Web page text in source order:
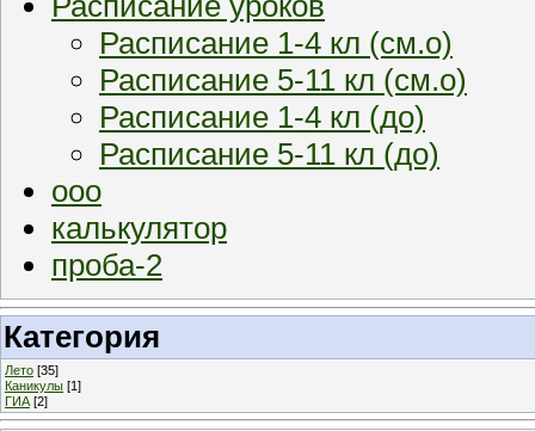
Расписание 1-4 кл (см.о)
Расписание 5-11 кл (см.о)
Расписание 1-4 кл (до)
Расписание 5-11 кл (до)
ооо
калькулятор
проба-2
Категория
Лето [35]
Каникулы [1]
ГИА [2]